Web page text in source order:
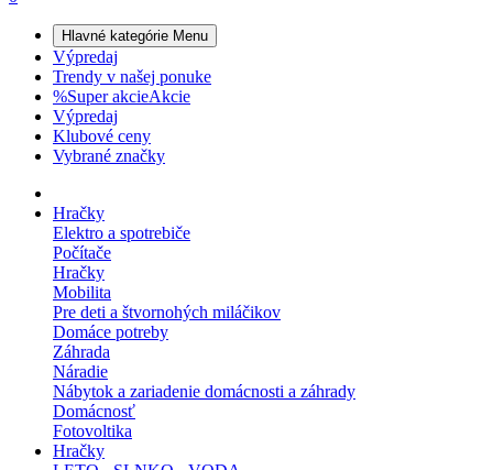
Hlavné kategórie Menu
Výpredaj
Trendy v našej ponuke
%Super akcieAkcie
Výpredaj
Klubové ceny
Vybrané značky
Hračky
Elektro a spotrebiče
Počítače
Hračky
Mobilita
Pre deti a štvornohých miláčikov
Domáce potreby
Záhrada
Náradie
Nábytok a zariadenie domácnosti a záhrady
Domácnosť
Fotovoltika
Hračky